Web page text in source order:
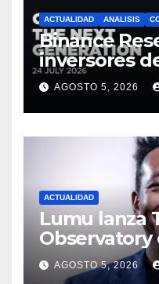
ACTUALIDAD ANALISIS
Binance
inversores
empiezan
muestran
financiera
AGOSTO 5, 2026
ACTUALIDAD
Lumu lanza
inteligencia
AGOSTO 5, 2026